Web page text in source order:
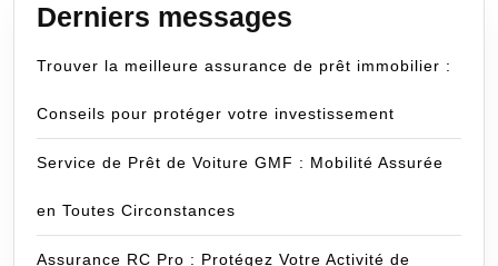
Derniers messages
Trouver la meilleure assurance de prêt immobilier :
Conseils pour protéger votre investissement
Service de Prêt de Voiture GMF : Mobilité Assurée
en Toutes Circonstances
Assurance RC Pro : Protégez Votre Activité de